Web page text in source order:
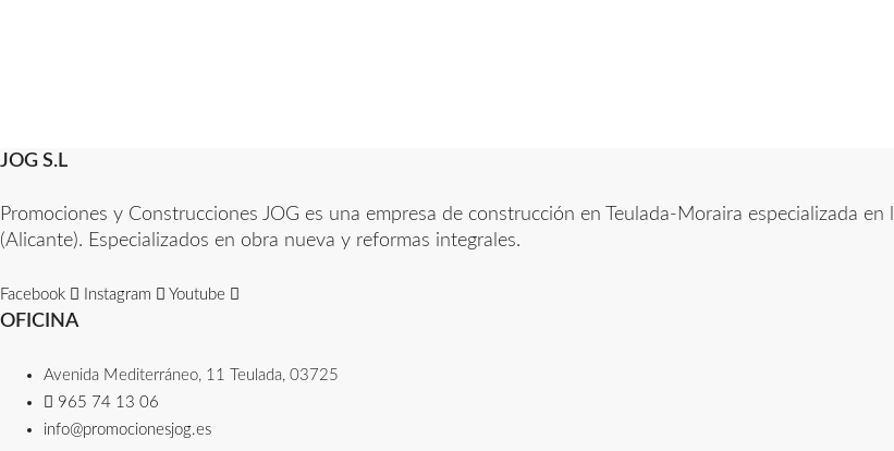
JOG S.L
Promociones y Construcciones JOG es una empresa de construcción en Teulada-Moraira especializada
(Alicante). Especializados en obra nueva y reformas integrales.
Facebook Instagram Youtube
OFICINA
Avenida Mediterráneo, 11 Teulada, 03725​
965 74 13 06​
info@promocionesjog.es